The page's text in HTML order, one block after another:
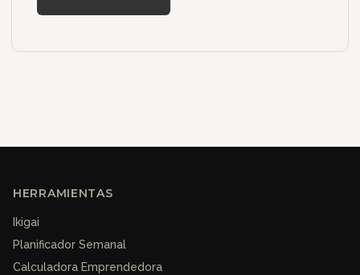
HERRAMIENTAS
Ikigai
Planificador Semanal
Calculadora Emprendedora